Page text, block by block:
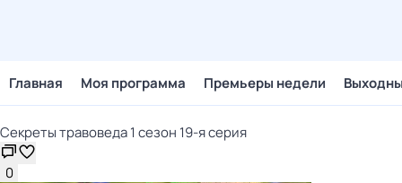
Главная Моя программа Премьеры недели
Секреты травоведа 1 сезон 19-я серия
0